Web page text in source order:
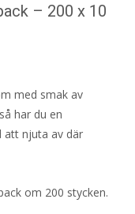
– 200 x 10
med smak av
har du en
att njuta av där
om 200 stycken.